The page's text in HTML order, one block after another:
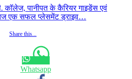
कॉलेज, पानीपत के कैरियर गाइडेंस एवं
एक सफल प्लेसमेंट ड्राइव…
Share this...
Whatsapp